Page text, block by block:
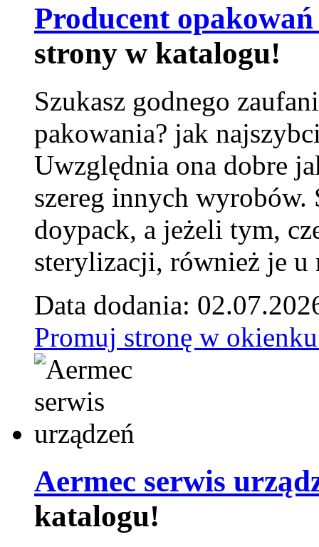
Producent
strony w katalogu!
Szukasz godnego
pakowania? jak
Uwzględnia ona dobre
szereg innych
doypack, a jeżeli tym,
sterylizacji, również je u
Data dodania:
Promuj stronę w
Aermec serwis
katalogu!